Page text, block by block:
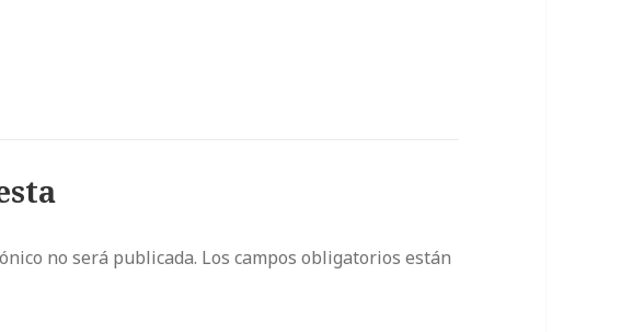
no será publicada. Los campos obligatorios están